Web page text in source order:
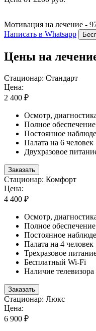
Мотивация на лечение -
Написать в Whatsapp
Цены на
Стационар: Стандарт
Цена:
2 400 ₽
Осмотр,
Полное
Постоянное
Палата на 6 человек
Двухразовое
Заказать
Стационар: Комфорт
Цена:
4 400 ₽
Осмотр,
Полное
Постоянное
Палата на 4 человек
Трехразовое
Бесплатный Wi-Fi
Наличие телевизора
Заказать
Стационар: Люкс
Цена:
6 900 ₽